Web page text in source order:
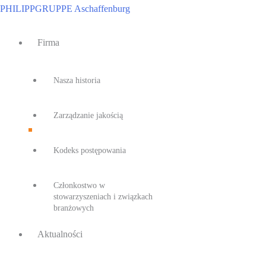
Przejdź
PHILIPPGRUPPE Aschaffenburg
Firma
Nasza historia
Zarządzanie jakością
Kodeks postępowania
Członkostwo w
stowarzyszeniach i związkach
branżowych
Aktualności